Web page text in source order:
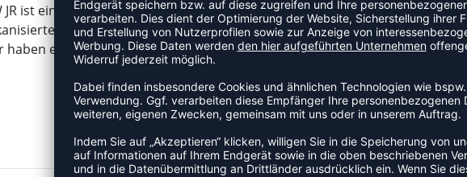
JR ist eine hummel® Ikone, der die Aufmerksamkeit auf sich zieht. Mit einem
Außensohle und einem Obermaterial aus Leder/Veloursleder in
haben einen praktischen Klettverschluss und ein kleines Detail in Form der